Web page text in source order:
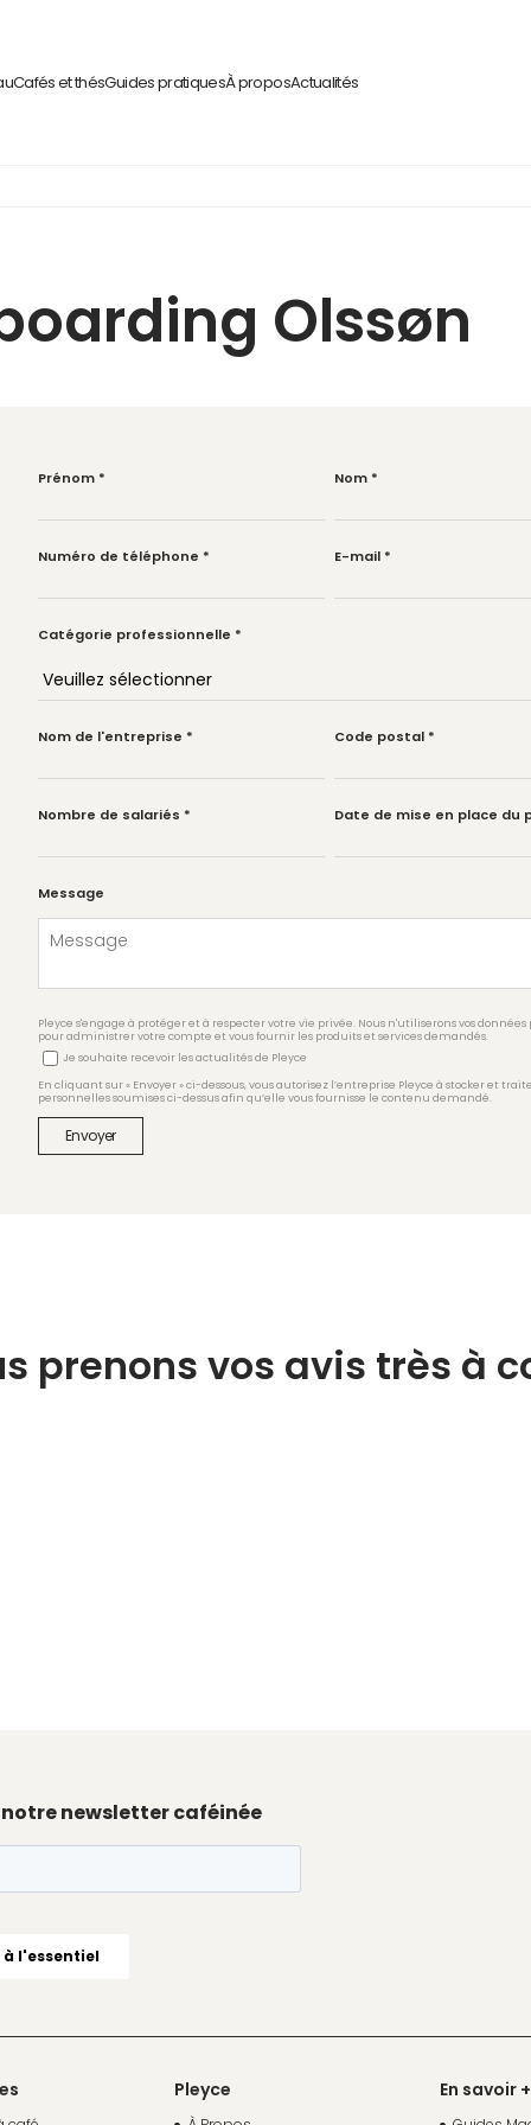
Cafés et thésGuides pratiquesÀ proposActualités
Olssøn
Prénom * Nom *
Numéro de téléphone * E-mail *
Catégorie professionnelle *
Nom de l'entreprise * Code postal *
Nombre de salariés * Date de mise en place du
Message
Pleyce s'engage à protéger et à respecter votre vie privée. Nous n'utiliserons vos
pour administrer votre compte et vous fournir les produits et services demandés.
Je souhaite recevoir les actualités de Pleyce
En cliquant sur « Envoyer » ci-dessous, vous autorisez l’entreprise Pleyce à stocker et
personnelles soumises ci-dessus afin qu’elle vous fournisse le contenu demandé.
prenons vos avis très à
newsletter caféinée
Pleyce En savoir +